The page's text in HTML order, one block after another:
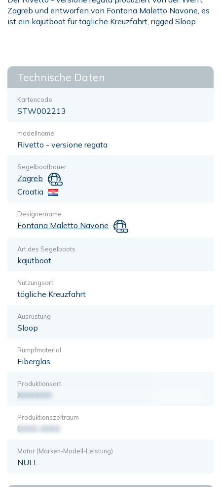
Zagreb und entworfen von Fontana Maletto Navone, es
ist ein kajütboot für tägliche Kreuzfahrt, rigged Sloop
Technische Daten
Kartencode
STW002213
modellname
Rivetto - versione regata
Segelbootbauer
Zagreb
Croatia
Designername
Fontana Maletto Navone
Art des Segelboots
kajütboot
Nutzungsart
tägliche Kreuzfahrt
Ausrüstung
Sloop
Rumpfmaterial
Fiberglas
Produktionsart
XXXXXXX
Produktionszeitraum
0000-0000
Motor (Marken-Modell-Leistung)
NULL